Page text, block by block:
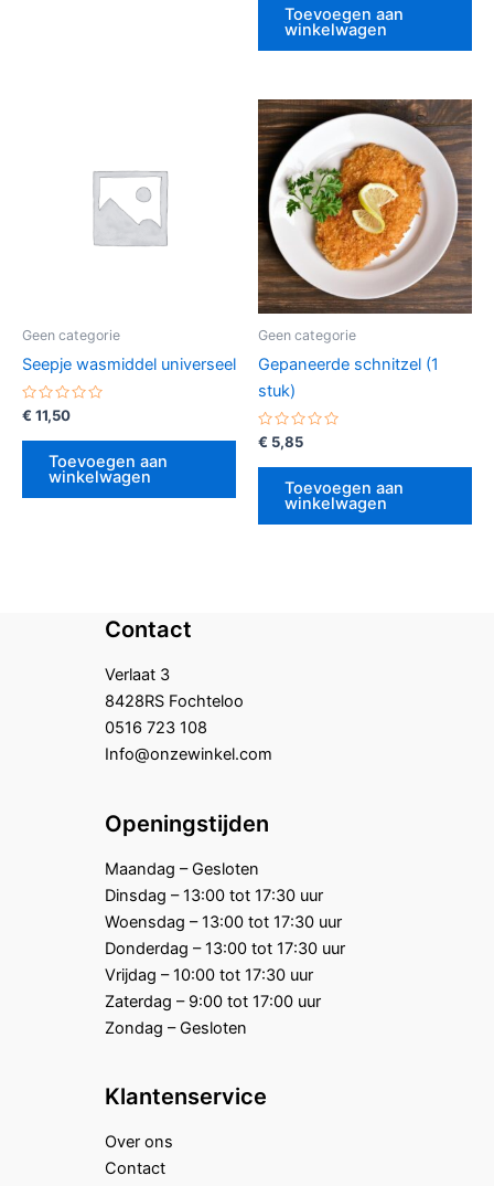
Toevoegen aan
winkelwagen
Geen categorie
Seepje wasmiddel universeel
Gewaardeerd
0
uit
€ 11,50
Toevoegen aan
winkelwagen
Geen categorie
Gepaneerde schnitzel (1
stuk)
Gewaardeerd
0
uit
€ 5,85
Toevoegen aan
winkelwagen
Contact
Verlaat 3
8428RS Fochteloo
0516 723 108
Info@onzewinkel.com
Openingstijden
Maandag – Gesloten
Dinsdag – 13:00 tot 17:30 uur
Woensdag – 13:00 tot 17:30 uur
Donderdag – 13:00 tot 17:30 uur
Vrijdag – 10:00 tot 17:30 uur
Zaterdag – 9:00 tot 17:00 uur
Zondag – Gesloten
Klantenservice
Over ons
Contact